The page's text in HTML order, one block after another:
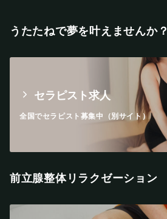
うたたねで夢を叶えませんか？
セラピスト求人
全国でセラピスト募集中（別サイト）
前立腺整体リラクゼーション